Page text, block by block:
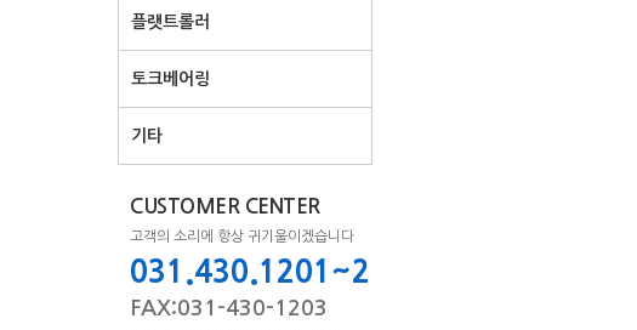
플랫트롤러
토크베어링
기타
CUSTOMER CENTER
고객의 소리에 항상 귀기울이겠습니다
031.430.1201~2
FAX:031-430-1203